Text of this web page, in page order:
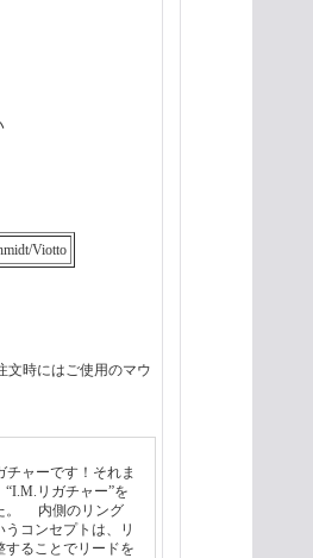
Viotto
文時にはご使用のマウ
チャーです！それま
リガチャー”を
。 内側のリング
コンセプトは、リ
ることでリードを